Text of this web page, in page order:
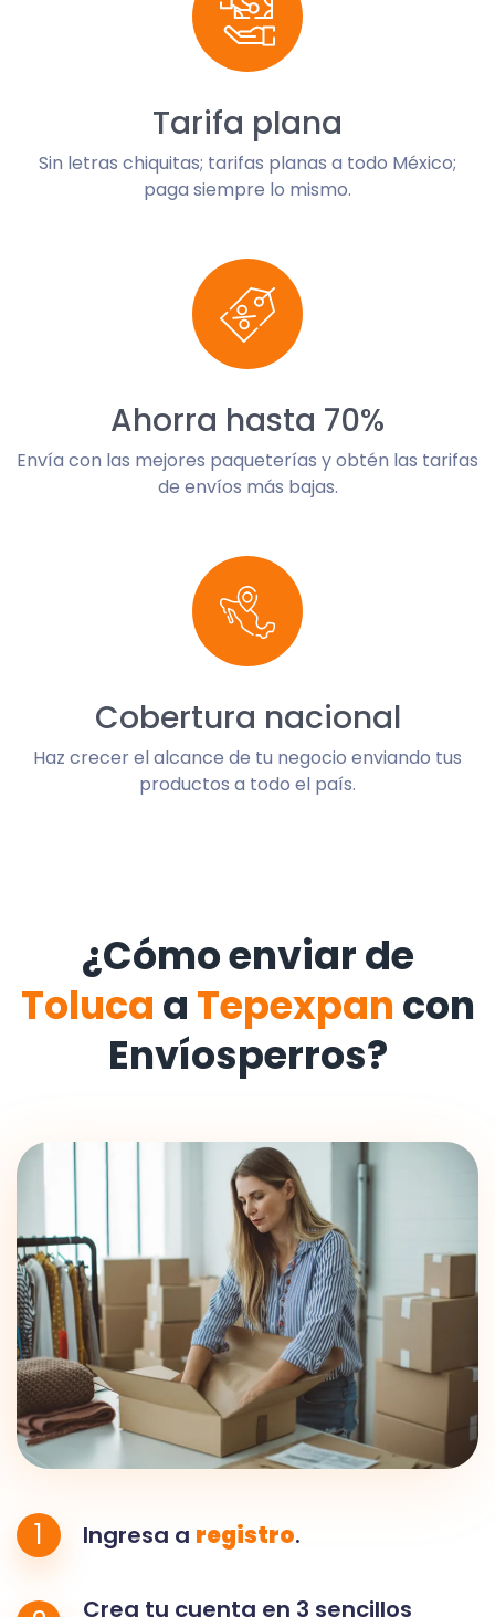
Tarifa plana
Sin letras chiquitas; tarifas planas a todo México;
paga siempre lo mismo.
Ahorra hasta 70%
Envía con las mejores paqueterías y obtén las tarifas
de envíos más bajas.
Cobertura nacional
Haz crecer el alcance de tu negocio enviando tus
productos a todo el país.
¿Cómo enviar de
Toluca a Tepexpan con
Envíosperros?
1 Ingresa a registro.
Crea tu cuenta en 3 sencillos